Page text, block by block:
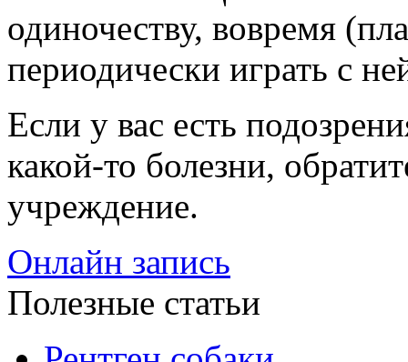
одиночеству, вовремя
периодически играть с
Если у вас есть
какой-то болезни,
учреждение.
Онлайн запись
Полезные статьи